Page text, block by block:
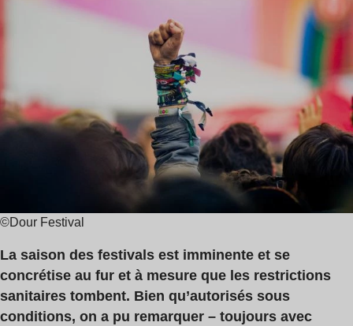
©Dour Festival
La saison des festivals est imminente et se
concrétise au fur et à mesure que les restrictions
sanitaires tombent. Bien qu’autorisés sous
conditions, on a pu remarquer – toujours avec